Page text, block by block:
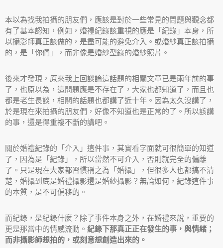
本以為找我拍攝的朋友們，應該是對於一些常見的問題與觀念都
有了基本認知，例如，婚禮紀錄該重視的應是「紀錄」本身，所
以攝影師真正該做的，是盡可能的避免介入。或婚紗真正該拍攝
的，是「你們」，而非像是婚紗型錄的婚紗照片。
後來才發現，原來我上回談論這話題的相關文章已是兩年前的事
了，也原以為，這問題應是不存在了，大家也都知道了，而且也
都是老生長談，相關的話題也都講了近十年。因為太久沒講了，
於是現在來拍攝的朋友們，好像不知道也是正常的了。所以該講
的事，還是得重複不斷的講吧。
關於婚禮紀錄的「介入」這件事，其實看字面就可很簡單的知道
了，因為是「紀錄」，所以當然不可介入，否則就完全的偏離
了。只是現在大家都習慣稱之為「婚攝」，但很多人也都搞不清
楚，婚攝到底是婚禮攝影還是婚紗攝影？無論如何，紀錄這件事
的本質，是不可偏移的。
而紀錄，是紀錄什麼？除了事件本身之外，在婚禮來說，重要的
更是那當中的情感流動。 紀錄下那真正正在發生的事，與情緒；
而非攝影師想拍的，或刻意想創造出來的。